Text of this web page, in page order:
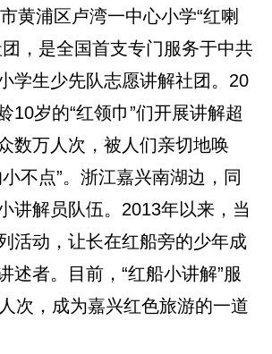
黄浦区卢湾一中心小学“红喇
，是全国首支专门服务于中共
学生少先队志愿讲解社团。20
10岁的“红领巾”们开展讲解超
数万人次，被人们亲切地唤
不点”。浙江嘉兴南湖边，同
讲解员队伍。2013年以来，当
活动，让长在红船旁的少年成
述者。目前，“红船小讲解”服
次，成为嘉兴红色旅游的一道